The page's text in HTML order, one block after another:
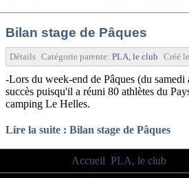
Bilan stage de Pâques
Détails Catégorie parente: PLA, le club Créé le
-Lors du week-end de Pâques (du
succès puisqu'il a réuni 80 athlètes du
camping Le Helles.
Lire la suite : Bilan stage de Pâques
Accueil PLA, le club